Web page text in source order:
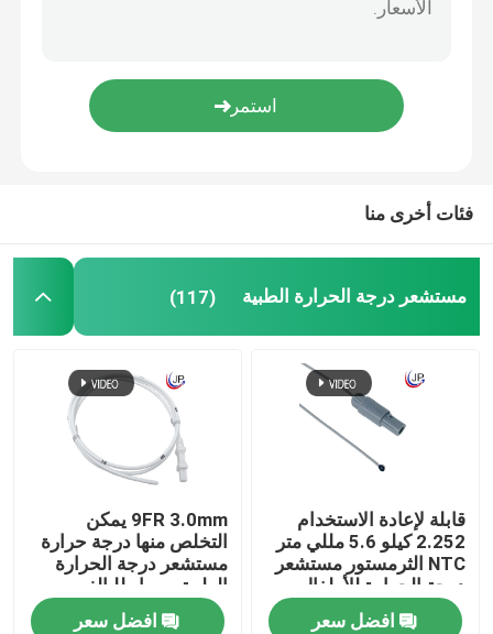
فئات أخرى منا
مستشعر درجة الحرارة الطبية (117)
قابلة لإعادة الاستخدام
2.252 كيلو 5.6 مللي متر
NTC الثرمستور مستشعر
درجة الحرارة للأطفال
حديثي الولادة
افضل سعر
9FR 3.0mm يمكن
التخلص منها درجة حرارة
مستشعر درجة الحرارة
الطبية مسبار للبالغين
افضل سعر